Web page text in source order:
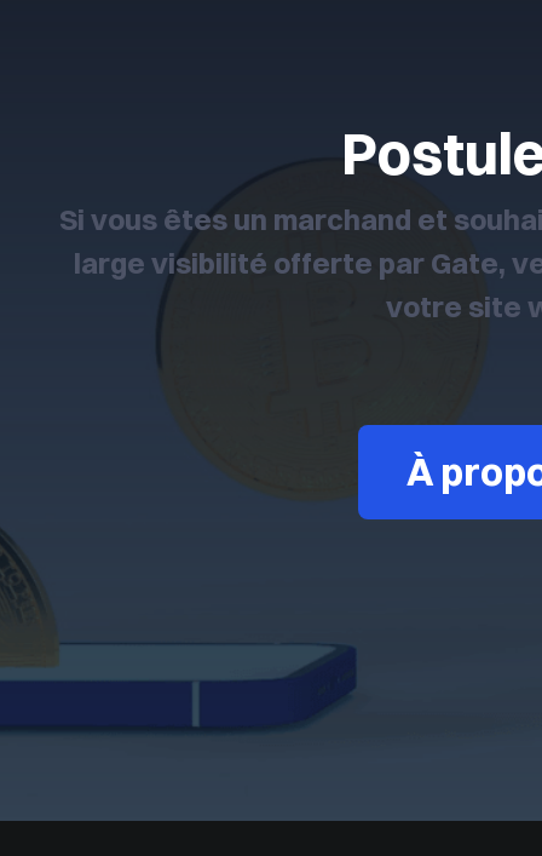
Si vous êtes un marchand et
large visibilité offerte par Gate,
votre site
À